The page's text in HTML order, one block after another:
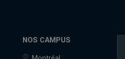
NOS CAMPUS